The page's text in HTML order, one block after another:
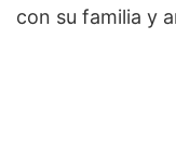
con su familia y